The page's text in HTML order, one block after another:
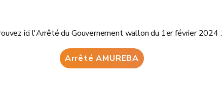
ici l'Arrêté du Gouvernement wallon du 1er février 2024 :
Arrêté AMUREBA